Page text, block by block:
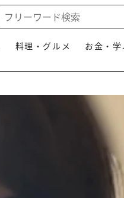
料理・グルメ お金・学